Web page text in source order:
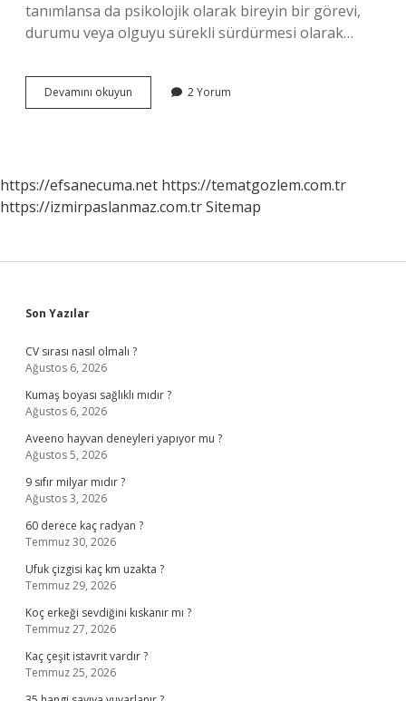
tanımlansa da psikolojik olarak bireyin bir görevi,
durumu veya olguyu sürekli sürdürmesi olarak…
Devamını okuyun Alışkanlık
Ne
2 Yorum
https://efsanecuma.net https://tematgozlem.com.tr
https://izmirpaslanmaz.com.trSitemap
Sidebar
Son Yazılar
CV sırası nasıl olmalı ?
Ağustos 6, 2026
Kumaş boyası sağlıklı mıdır ?
Ağustos 6, 2026
Aveeno hayvan deneyleri yapıyor mu ?
Ağustos 5, 2026
9 sıfır milyar mıdır ?
Ağustos 3, 2026
60 derece kaç radyan ?
Temmuz 30, 2026
Ufuk çizgisi kaç km uzakta ?
Temmuz 29, 2026
Koç erkeği sevdiğini kıskanır mı ?
Temmuz 27, 2026
Kaç çeşit istavrit vardır ?
Temmuz 25, 2026